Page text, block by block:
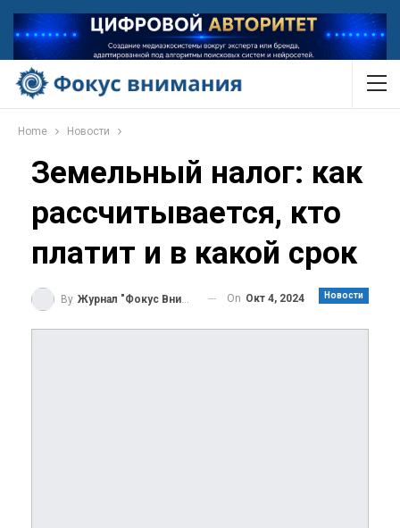
Home Новости
Земельный налог: как
рассчитывается, кто
платит и в какой срок
Новости
By Журнал "Фокус Внимания" On Окт 4, 2024